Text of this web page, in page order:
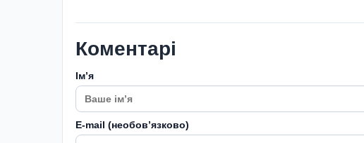
Коментарі
Імʼя
E-mail (необовʼязково)